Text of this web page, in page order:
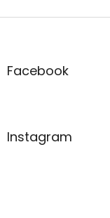
Z
aFacebook
Instagram